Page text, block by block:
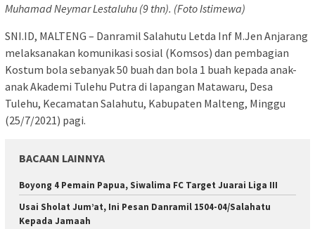
Muhamad Neymar Lestaluhu (9 thn). (Foto Istimewa)
SNI.ID, MALTENG – Danramil Salahutu Letda Inf M.Jen Anjarang
melaksanakan komunikasi sosial (Komsos) dan pembagian
Kostum bola sebanyak 50 buah dan bola 1 buah kepada anak-
anak Akademi Tulehu Putra di lapangan Matawaru, Desa
Tulehu, Kecamatan Salahutu, Kabupaten Malteng, Minggu
(25/7/2021) pagi.
BACAAN LAINNYA
Boyong 4 Pemain Papua, Siwalima FC Target Juarai Liga III
Usai Sholat Jum’at, Ini Pesan Danramil 1504-04/Salahatu
Kepada Jamaah